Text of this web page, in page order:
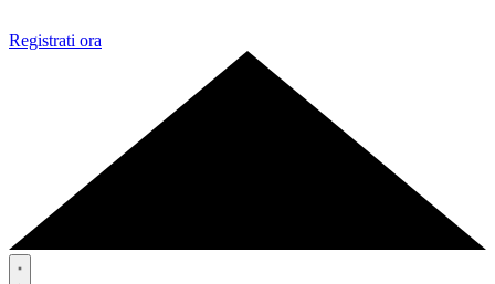
Registrati ora